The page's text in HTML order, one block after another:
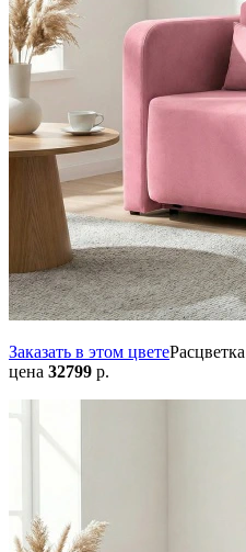
Заказать в этом цветеРасцветка
цена 32799 р.